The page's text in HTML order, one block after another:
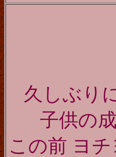
久しぶり
子供の
この前 ヨ